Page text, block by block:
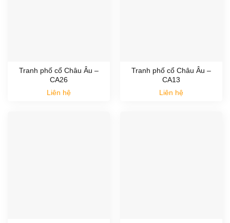
Tranh phố cổ Châu Âu –
CA26
Liên hệ
Tranh phố cổ Châu Âu –
CA13
Liên hệ